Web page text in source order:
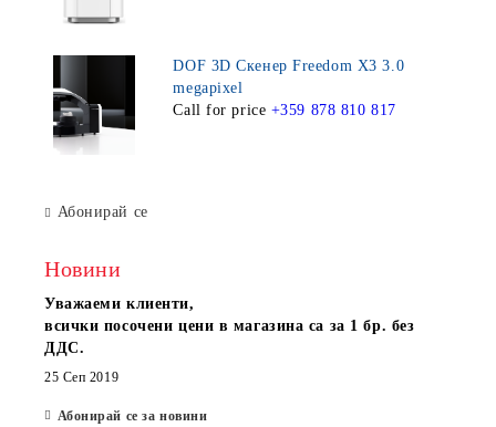
DOF 3D Скенер Freedom X3 3.0
megapixel
Call for price +359 878 810 817
Абонирай се
Новини
Уважаеми клиенти,
всички посочени цени в магазина са за 1 бр. без
ДДС.
25 Сеп 2019
Абонирай се за новини